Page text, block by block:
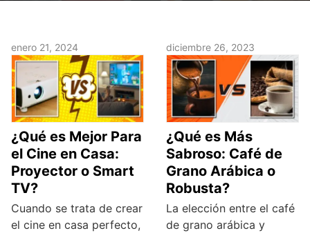
enero 21, 2024
¿Qué es Mejor Para
el Cine en Casa:
Proyector o Smart
TV?
Cuando se trata de crear
el cine en casa perfecto,
diciembre 26, 2023
¿Qué es Más
Sabroso: Café de
Grano Arábica o
Robusta?
La elección entre el café
de grano arábica y